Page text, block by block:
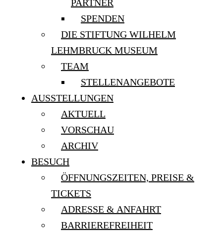
PARTNER
SPENDEN
DIE STIFTUNG WILHELM
LEHMBRUCK MUSEUM
TEAM
STELLENANGEBOTE
AUSSTELLUNGEN
AKTUELL
VORSCHAU
ARCHIV
BESUCH
ÖFFNUNGSZEITEN, PREISE &
TICKETS
ADRESSE & ANFAHRT
BARRIEREFREIHEIT